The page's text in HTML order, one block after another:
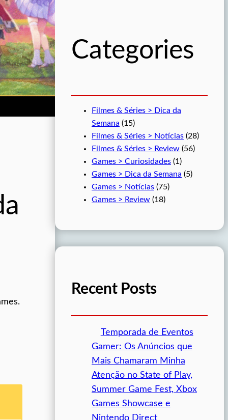
a
Categories
Filmes & Séries > Dica da
Semana (15)
Filmes & Séries > Notícias (28)
Filmes & Séries > Review (56)
Games > Curiosidades (1)
Games > Dica da Semana (5)
Games > Notícias (75)
Games > Review (18)
Recent Posts
Temporada de Eventos
Gamer: Os Anúncios que
Mais Chamaram Minha
Atenção no State of Play,
Summer Game Fest, Xbox
Games Showcase e
Nintendo Direct